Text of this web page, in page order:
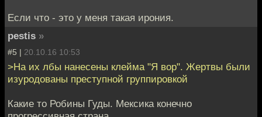
Если что - это у меня такая ирония.
pestis »
#5 | 20.10.16 10:53
>На их лбы нанесены клейма "Я вор". Жертвы были
изуродованы преступной группировкой
Какие то Робины Гуды. Мексика конечно